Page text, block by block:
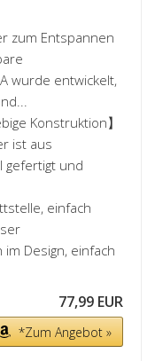
zum Entspannen
wurde entwickelt,
Konstruktion】
ist aus
gefertigt und
einfach
Design, einfach
77,99 EUR
*Zum Angebot »